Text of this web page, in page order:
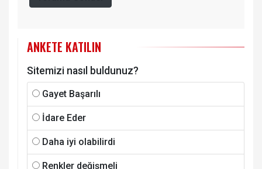
ANKETE KATILIN
Sitemizi nasıl buldunuz?
Gayet Başarılı
İdare Eder
Daha iyi olabilirdi
Renkler değişmeli